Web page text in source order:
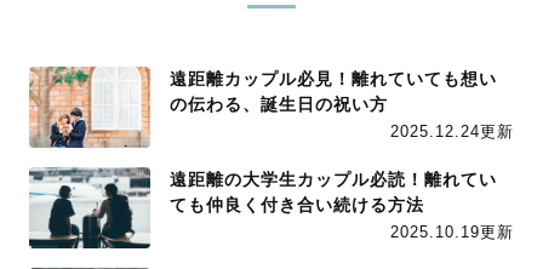
遠距離カップル必見！離れていても想い
の伝わる、誕生日の祝い方
2025.12.24更新
遠距離の大学生カップル必読！離れてい
ても仲良く付き合い続ける方法
2025.10.19更新